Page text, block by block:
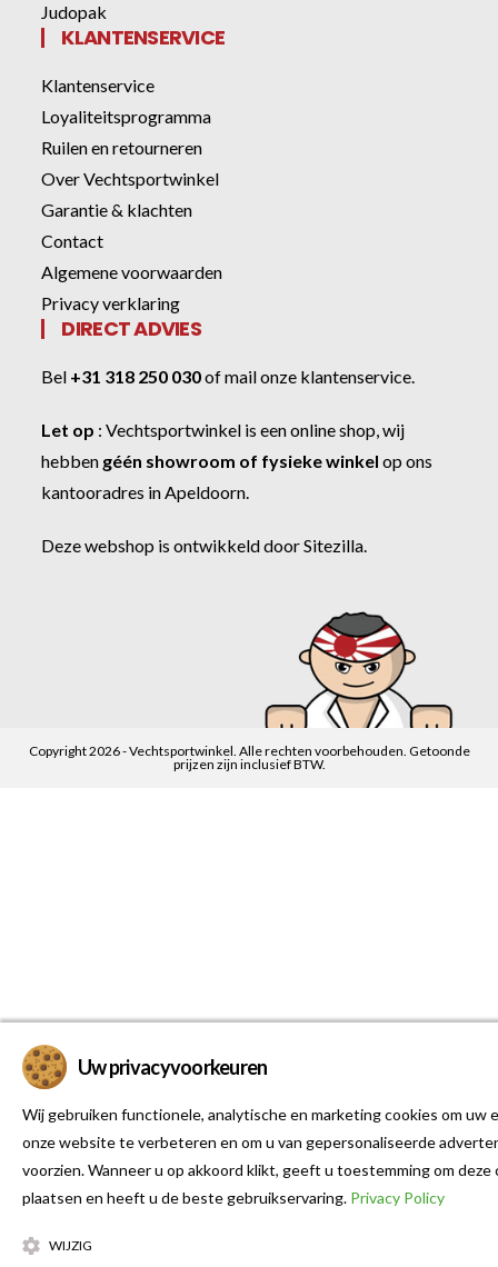
Judopak
KLANTENSERVICE
Klantenservice
Loyaliteitsprogramma
Ruilen en retourneren
Over Vechtsportwinkel
Garantie & klachten
Contact
Algemene voorwaarden
Privacy verklaring
DIRECT ADVIES
Bel +31 318 250 030ofmail onze klantenservice.
Let op :Vechtsportwinkel is een online shop, wij
hebben géén showroom of fysieke winkel op ons
kantooradres in Apeldoorn.
Deze webshop is ontwikkeld doorSitezilla.
Copyright 2026 - Vechtsportwinkel. Alle rechten voorbehouden. Getoonde
prijzen zijn inclusief BTW.
Uw privacyvoorkeuren
Wij gebruiken functionele, analytische en marketing cookies om uw
onze website te verbeteren en om u van gepersonaliseerde
voorzien. Wanneer u op akkoord klikt, geeft u toestemming om deze
plaatsen en heeft u de beste gebruikservaring. Privacy Policy
WIJZIG